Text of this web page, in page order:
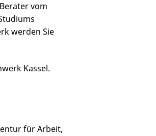
vom
werden Sie
Kassel.
für Arbeit,